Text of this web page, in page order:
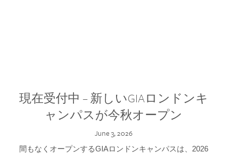
現在受付中 – 新しいGIAロンドンキ
ャンパスが今秋オープン
June 3, 2026
間もなくオープンするGIAロンドンキャンパスは、2026